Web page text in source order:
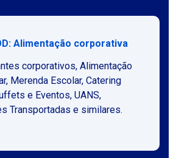
Alimentação corporativa
corporativos, Alimentação
Merenda Escolar, Catering
e Eventos, UANS,
Transportadas e similares.